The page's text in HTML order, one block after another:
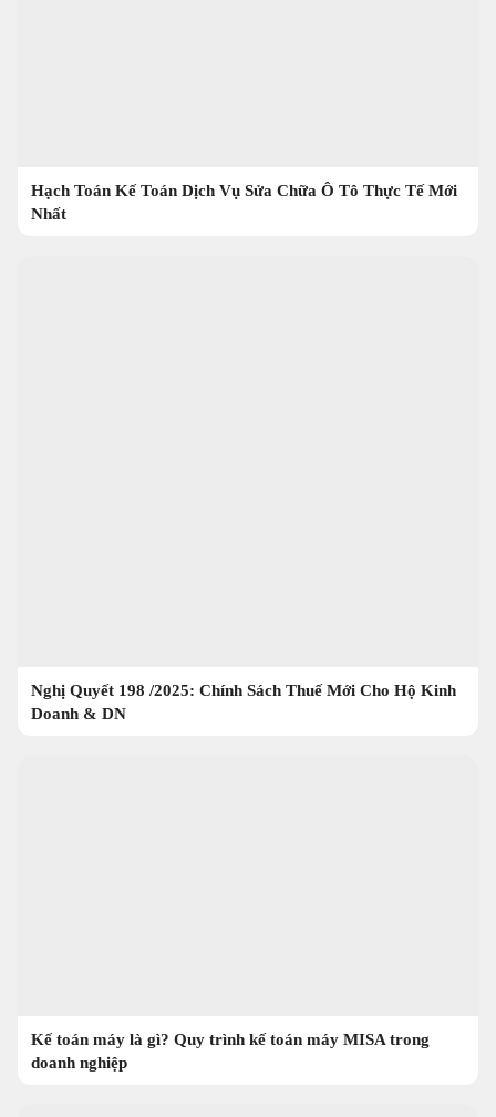
Hạch Toán Kế Toán Dịch Vụ Sửa Chữa Ô Tô Thực Tế Mới
Nhất
Nghị Quyết 198 /2025: Chính Sách Thuế Mới Cho Hộ Kinh
Doanh & DN
Kế toán máy là gì? Quy trình kế toán máy MISA trong
doanh nghiệp